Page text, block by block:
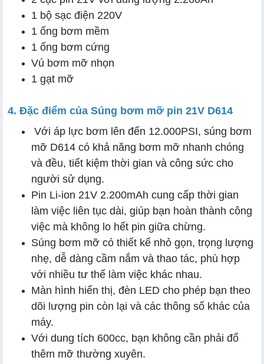
1 bộ sạc điện 220V
1 ống bơm mềm
1 ống bơm cứng
Vú bơm mỡ nhọn
1 gạt mỡ
4. Đặc điểm của Súng bơm mỡ pin 21V D614
Với áp lực bơm lên đến 12.000PSI, súng bơm
mỡ D614 có khả năng bơm mỡ nhanh chóng
và đều, tiết kiệm thời gian và công sức cho
người sử dụng.
Pin Li-ion 21V 2.200mAh cung cấp thời gian
làm việc liên tục dài, giúp bạn hoàn thành công
việc mà không lo hết pin giữa chừng.
Súng bơm mỡ có thiết kế nhỏ gọn, trọng lượng
nhẹ, dễ dàng cầm nắm và thao tác, phù hợp
với nhiều tư thế làm việc khác nhau.
Màn hình hiển thị, đèn LED cho phép bạn theo
dõi lượng pin còn lại và các thông số khác của
máy.
Với dung tích 600cc, bạn không cần phải đổ
thêm mỡ thường xuyên.